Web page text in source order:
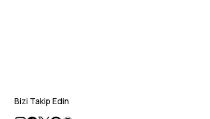
Bizi Takip Edin